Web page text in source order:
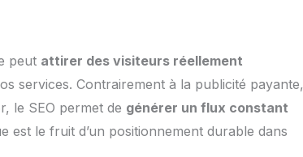
peut attirer des visiteurs réellement
services. Contrairement à la publicité payante,
le SEO permet de générer un flux constant
le fruit d’un positionnement durable dans